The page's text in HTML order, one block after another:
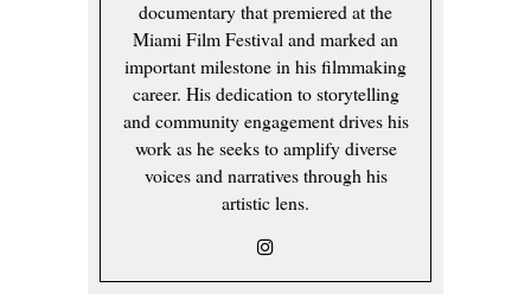
documentary that premiered at the
Miami Film Festival and marked an
important milestone in his filmmaking
career. His dedication to storytelling
and community engagement drives his
work as he seeks to amplify diverse
voices and narratives through his
artistic lens.